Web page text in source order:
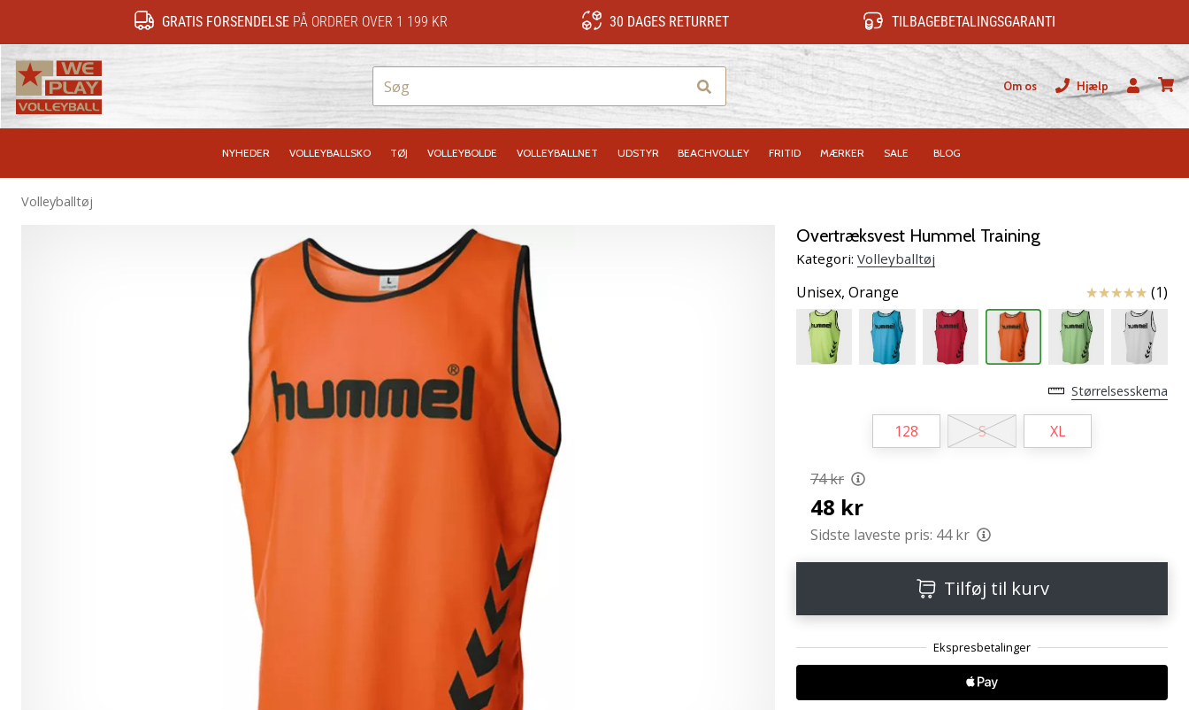
GRATIS FORSENDELSE PÅ ORDRER OVER 1 199 KR 30 DAGES RETURRET TILBAGEBETALINGSGARANTI
Om os
Hjælp
Bruger
NYHEDER VOLLEYBALLSKO TØJ VOLLEYBOLDE VOLLEYBALLNET UDSTYR BEACHVOLLEY FRITID MÆRKER SALE BLOG
Volleyballtøj
Overtræksvest Hummel Training
Kategori: Volleyballtøj
Unisex, Orange Anmeldelser
(1)
Størrelsesskema
128 S XL
74 kr
48 kr
Sidste laveste pris: 44 kr
Tilføj til kurv